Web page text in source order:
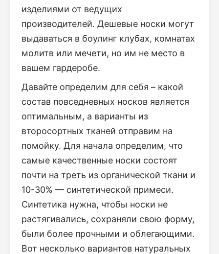
изделиями от ведущих
производителей. Дешевые носки могут
выдаваться в боулинг клубах, комнатах
молитв или мечети, но им не место в
вашем гардеробе.
Давайте определим для себя – какой
состав повседневных носков является
оптимальным, а варианты из
второсортных тканей отправим на
помойку. Для начала определим, что
самые качественные носки состоят
почти на треть из органической ткани и
10-30% — синтетической примеси.
Синтетика нужна, чтобы носки не
растягивались, сохраняли свою форму,
были более прочными и облегающими.
Вот несколько вариантов натуральных